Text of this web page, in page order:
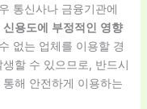
통신사나 금융기관에
신용도에 부정적인 영향
없는 업체를 이용할 경
할 수 있으므로, 반드시
해 안전하게 이용하는